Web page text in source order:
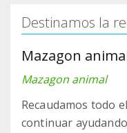
Destinamos la
Mazagon
Mazagon animal
Recaudamos todo
continuar